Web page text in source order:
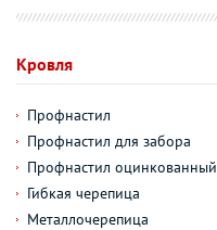
Кровля
Профнастил
Профнастил для забора
Профнастил оцинкованный
Гибкая черепица
Металлочерепица